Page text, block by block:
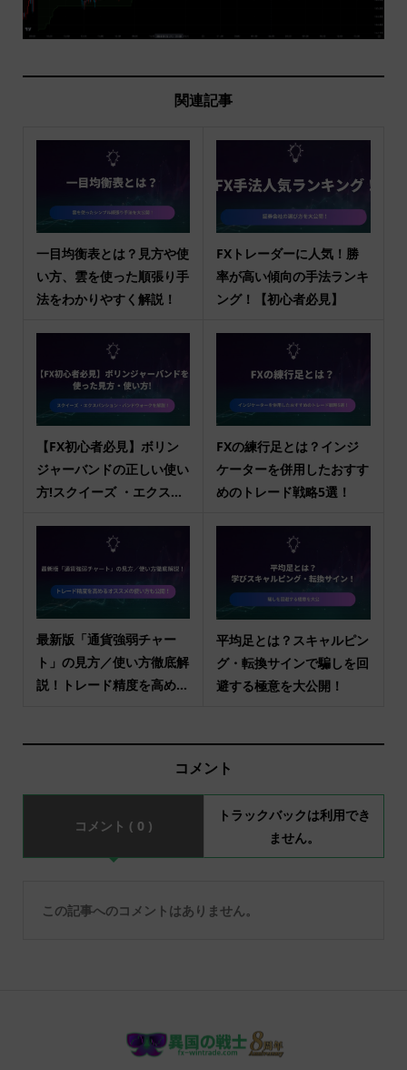
関連記事
一目均衡表とは？見方や使
い方、雲を使った順張り手
法をわかりやすく解説！
FXトレーダーに人気！勝
率が高い傾向の手法ランキ
ング！【初心者必見】
【FX初心者必見】ボリン
ジャーバンドの正しい使い
方!スクイーズ ・エクス...
FXの練行足とは？インジ
ケーターを併用したおすす
めのトレード戦略5選！
最新版「通貨強弱チャー
ト」の見方／使い方徹底解
説！トレード精度を高め...
平均足とは？スキャルピン
グ・転換サインで騙しを回
避する極意を大公開！
コメント
コメント ( 0 )
トラックバックは利用でき
ません。
この記事へのコメントはありません。